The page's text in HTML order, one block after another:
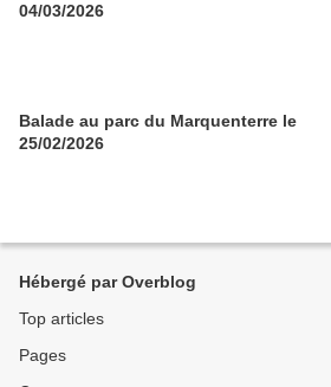
04/03/2026
Balade au parc du Marquenterre le
25/02/2026
Hébergé par Overblog
Top articles
Pages